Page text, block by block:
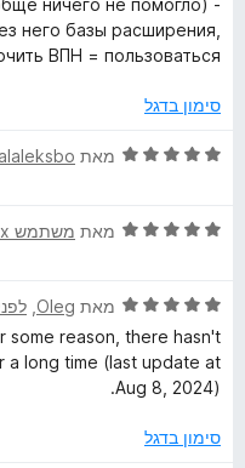
ничего не помогло) -
него базы расширения,
ВПН = пользоваться.
סימון בדגל
ד
ו
מ
ת
ו
ך
מאת
ד
ו
ג
5
מ
ו
מאת משתמש Firefox‏ 14787274
ד
י
ר
ו
5
מאת Oleg
some reason, there hasn't
long time (last update at
Aug 8, 2024).
סימון בדגל